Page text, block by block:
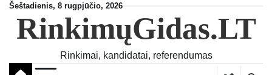
Skip
content
Šeštadienis, 8 rugpjūčio, 2026
RinkimųGidas.LT
Rinkimai, kandidatai, referendumas